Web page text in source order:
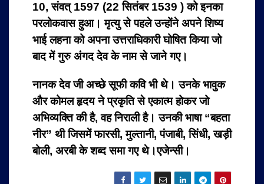
10, संवत् 1597 (22 सितंबर 1539 ) को इनका
परलोकवास हुआ।मृत्यु से पहले उन्होंने अपने शिष्य
भाई लहना को अपना उत्तराधिकारी घोषित किया जो
बाद में गुरु अंगद देव के नाम से जाने गए।
नानक देव जी अच्छे सूफी कवि भी थे। उनके भावुक
और कोमल हृदय ने प्रकृति से एकात्म होकर जो
अभिव्यक्ति की है, वह निराली है। उनकी भाषा “बहता
नीर” थी जिसमें फारसी, मुल्तानी, पंजाबी, सिंधी, खड़ी
बोली, अरबी के शब्द समा गए थे।एजेन्सी।